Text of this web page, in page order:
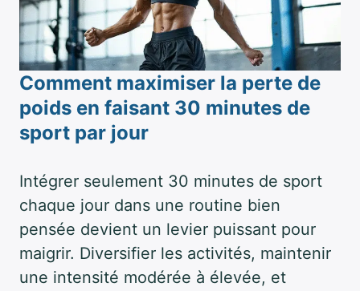
Comment maximiser la perte de
poids en faisant 30 minutes de
sport par jour
Intégrer seulement 30 minutes de sport
chaque jour dans une routine bien
pensée devient un levier puissant pour
maigrir. Diversifier les activités, maintenir
une intensité modérée à élevée, et